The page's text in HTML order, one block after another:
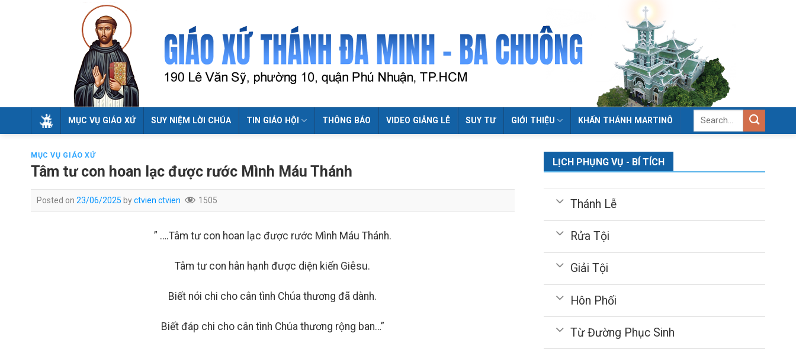
MỤC VỤ GIÁO XỨ SUY NIỆM LỜI CHÚA TIN GIÁO HỘI THÔNG BÁO VIDEO GIẢNG LỄ SUY TƯ GIỚI THIỆU KHẤN THÁNH MARTINÔ
MỤC VỤ GIÁO XỨ
Tâm tư con hoan lạc được rước Mình Máu Thánh
Posted on 23/06/2025 byctvien ctvien 1505
” ….Tâm tư con hoan lạc được rước Mình Máu Thánh.
Tâm tư con hân hạnh được diện kiến Giêsu.
Biết nói chi cho cân tình Chúa thương đã dành.
Biết đáp chi cho cân tình Chúa thương rộng ban…”
LỊCH PHỤNG VỤ - BÍ TÍCH
Thánh Lễ
Rửa Tội
Giải Tội
Hôn Phối
Từ Đường Phục Sinh